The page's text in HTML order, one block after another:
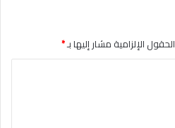
الحقول الإلزامية مشار إليها بـ*